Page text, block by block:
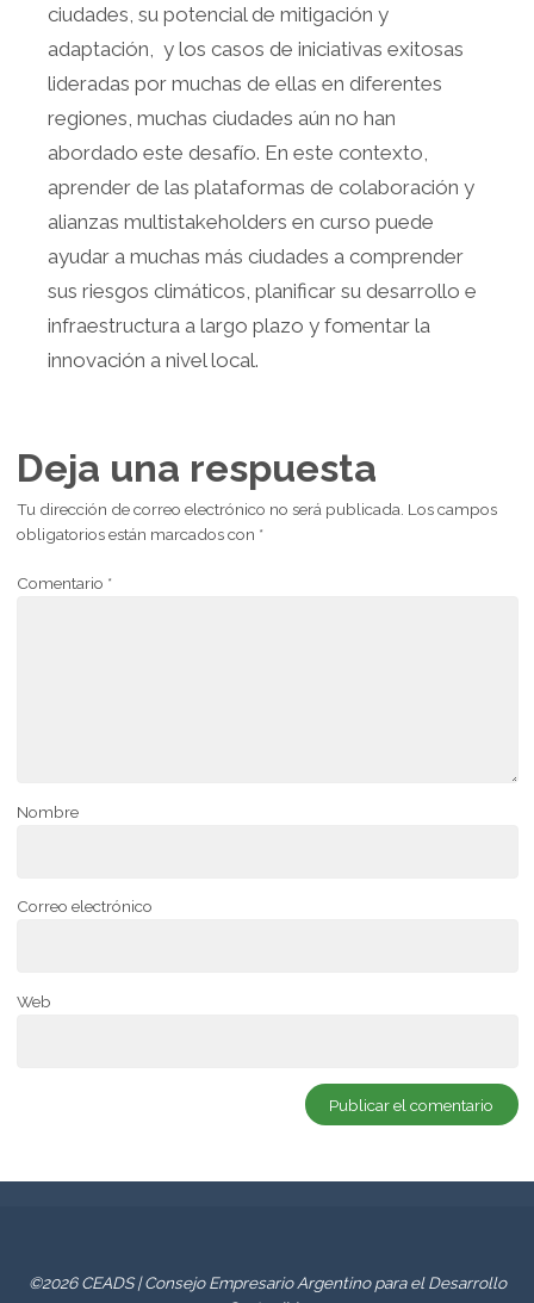
ciudades, su potencial de mitigación y
adaptación, y los casos de iniciativas exitosas
lideradas por muchas de ellas en diferentes
regiones, muchas ciudades aún no han
abordado este desafío. En este contexto,
aprender de las plataformas de colaboración y
alianzas multistakeholders en curso puede
ayudar a muchas más ciudades a comprender
sus riesgos climáticos, planificar su desarrollo e
infraestructura a largo plazo y fomentar la
innovación a nivel local.
Deja una respuesta
Tu dirección de correo electrónico no será publicada. Los campos
obligatorios están marcados con *
Comentario *
Nombre
Correo electrónico
Web
©2026 CEADS | Consejo Empresario Argentino para el Desarrollo